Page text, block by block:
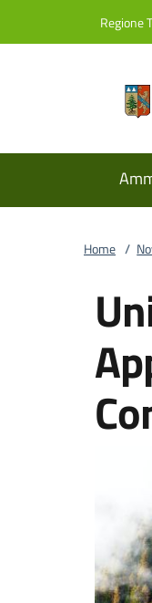
Regione
Home /